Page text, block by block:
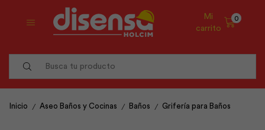
Mi
carrito
0
Inicio / Aseo Baños y Cocinas / Baños / Grifería para Baños